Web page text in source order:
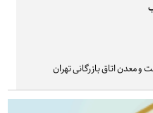
اتاق بازرگانی تهران